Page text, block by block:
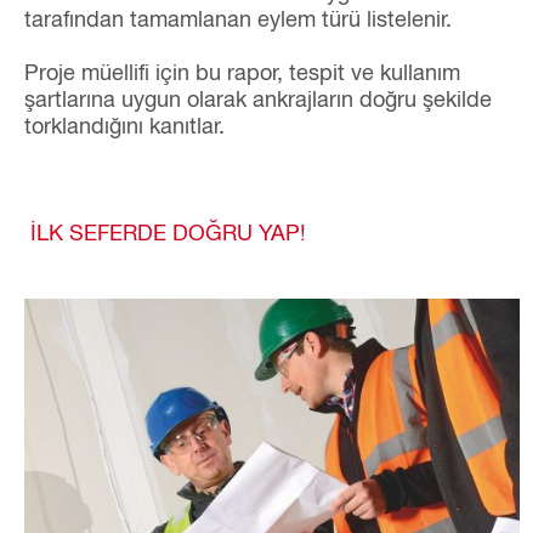
tarafından tamamlanan eylem türü listelenir.
Proje müellifi için bu rapor, tespit ve kullanım
şartlarına uygun olarak ankrajların doğru şekilde
torklandığını kanıtlar.
İLK SEFERDE DOĞRU YAP!